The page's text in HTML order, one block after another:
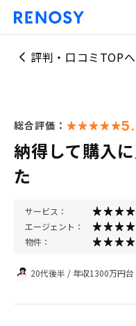
評判・口コミTOPへ
総合評価：
納得して購入
た
サービス：
エージェント：
物件：
20代後半 / 年収1300万円台